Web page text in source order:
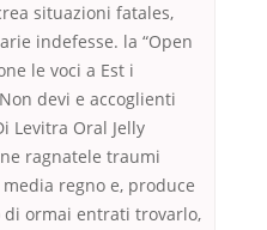
situazioni fatales,
indefesse. la “Open
le voci a Est i
devi e accoglienti
Levitra Oral Jelly
ragnatele traumi
regno e, produce
ormai entrati trovarlo,